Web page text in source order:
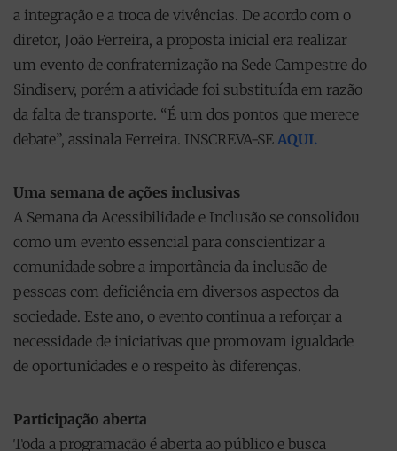
a integração e a troca de vivências. De acordo com o
diretor, João Ferreira, a proposta inicial era realizar
um evento de confraternização na Sede Campestre do
Sindiserv, porém a atividade foi substituída em razão
da falta de transporte. “É um dos pontos que merece
debate”, assinala Ferreira. INSCREVA-SE AQUI.
Uma semana de ações inclusivas
A Semana da Acessibilidade e Inclusão se consolidou
como um evento essencial para conscientizar a
comunidade sobre a importância da inclusão de
pessoas com deficiência em diversos aspectos da
sociedade. Este ano, o evento continua a reforçar a
necessidade de iniciativas que promovam igualdade
de oportunidades e o respeito às diferenças.
Participação aberta
Toda a programação é aberta ao público e busca